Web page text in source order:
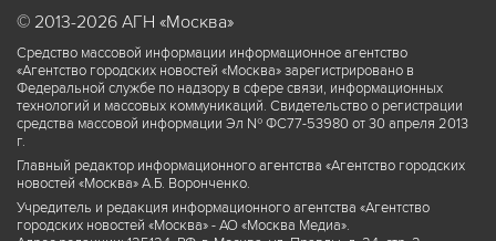
© 2013-2026 АГН «Москва»
Средство массовой информации информационное агентство
«Агентство городских новостей «Москва» зарегистрировано в
Федеральной службе по надзору в сфере связи, информационных
технологий и массовых коммуникаций. Свидетельство о регистрации
средства массовой информации Эл № ФС77-53980 от 30 апреля 2013
г.
Главный редактор информационного агентства «Агентство городских
новостей «Москва» А.Б. Воронченко.
Учредитель и редакция информационного агентства «Агентство
городских новостей «Москва» - АО «Москва Медиа».